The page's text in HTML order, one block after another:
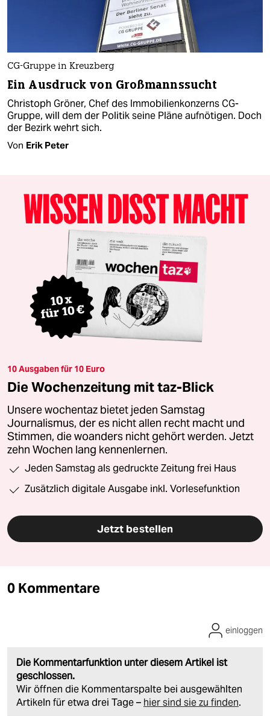
CG-Gruppe in Kreuzberg
Ein Ausdruck von Großmannssucht
Christoph Gröner, Chef des Immobilienkonzerns CG-
Gruppe, will dem der Politik seine Pläne aufnötigen. Doch
der Bezirk wehrt sich.
Von Erik Peter
10 Ausgaben für 10 Euro
Die Wochenzeitung mit taz-Blick
Unsere wochentaz bietet jeden Samstag
Journalismus, der es nicht allen recht macht und
Stimmen, die woanders nicht gehört werden. Jetzt
zehn Wochen lang kennenlernen.
Jeden Samstag als gedruckte Zeitung frei Haus
Zusätzlich digitale Ausgabe inkl. Vorlesefunktion
Jetzt bestellen
0 Kommentare
Die Kommentarfunktion unter diesem Artikel ist
geschlossen.
Wir öffnen die Kommentarspalte bei ausgewählten
Artikeln für etwa drei Tage – hier sind sie zu finden.
einloggen